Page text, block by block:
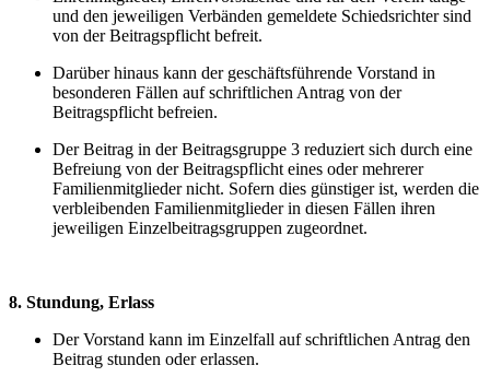
und den jeweiligen Verbänden gemeldete Schiedsrichter sind
von der Beitragspflicht befreit.
Darüber hinaus kann der geschäftsführende Vorstand in
besonderen Fällen auf schriftlichen Antrag von der
Beitragspflicht befreien.
Der Beitrag in der Beitragsgruppe 3 reduziert sich durch eine
Befreiung von der Beitragspflicht eines oder mehrerer
Familienmitglieder nicht. Sofern dies günstiger ist, werden die
verbleibenden Familienmitglieder in diesen Fällen ihren
jeweiligen Einzelbeitragsgruppen zugeordnet.
8. Stundung, Erlass
Der Vorstand kann im Einzelfall auf schriftlichen Antrag den
Beitrag stunden oder erlassen.